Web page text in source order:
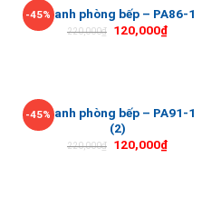
-45%Tranh phòng bếp – PA86-1
220,000₫ 120,000₫
-45%Tranh phòng bếp – PA91-1
(2)
220,000₫ 120,000₫